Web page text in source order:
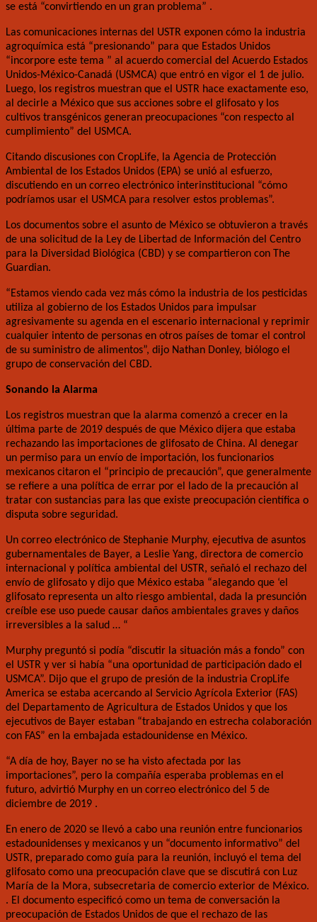
se está “convirtiendo en un gran problema” .
Las comunicaciones internas del USTR exponen cómo la industria
agroquímica está “presionando” para que Estados Unidos
“incorpore este tema ” al acuerdo comercial del Acuerdo Estados
Unidos-México-Canadá (USMCA) que entró en vigor el 1 de julio.
Luego, los registros muestran que el USTR hace exactamente eso,
al decirle a México que sus acciones sobre el glifosato y los
cultivos transgénicos generan preocupaciones “con respecto al
cumplimiento” del USMCA.
Citando discusiones con CropLife, la Agencia de Protección
Ambiental de los Estados Unidos (EPA) se unió al esfuerzo,
discutiendo en un correo electrónico interinstitucional “cómo
podríamos usar el USMCA para resolver estos problemas”.
Los documentos sobre el asunto de México se obtuvieron a través
de una solicitud de la Ley de Libertad de Información del Centro
para la Diversidad Biológica (CBD) y se compartieron con The
Guardian.
“Estamos viendo cada vez más cómo la industria de los pesticidas
utiliza al gobierno de los Estados Unidos para impulsar
agresivamente su agenda en el escenario internacional y reprimir
cualquier intento de personas en otros países de tomar el control
de su suministro de alimentos”, dijo Nathan Donley, biólogo el
grupo de conservación del CBD.
Sonando la Alarma
Los registros muestran que la alarma comenzó a crecer en la
última parte de 2019 después de que México dijera que estaba
rechazando las importaciones de glifosato de China. Al denegar
un permiso para un envío de importación, los funcionarios
mexicanos citaron el “principio de precaución”, que generalmente
se refiere a una política de errar por el lado de la precaución al
tratar con sustancias para las que existe preocupación científica o
disputa sobre seguridad.
Un correo electrónico de Stephanie Murphy, ejecutiva de asuntos
gubernamentales de Bayer, a Leslie Yang, directora de comercio
internacional y política ambiental del USTR, señaló el rechazo del
envío de glifosato y dijo que México estaba “alegando que ‘el
glifosato representa un alto riesgo ambiental, dada la presunción
creíble ese uso puede causar daños ambientales graves y daños
irreversibles a la salud … “
Murphy preguntó si podía “discutir la situación más a fondo” con
el USTR y ver si había “una oportunidad de participación dado el
USMCA”. Dijo que el grupo de presión de la industria CropLife
America se estaba acercando al Servicio Agrícola Exterior (FAS)
del Departamento de Agricultura de Estados Unidos y que los
ejecutivos de Bayer estaban “trabajando en estrecha colaboración
con FAS” en la embajada estadounidense en México.
“A día de hoy, Bayer no se ha visto afectada por las
importaciones”, pero la compañía esperaba problemas en el
futuro, advirtió Murphy en un correo electrónico del 5 de
diciembre de 2019 .
En enero de 2020 se llevó a cabo una reunión entre funcionarios
estadounidenses y mexicanos y un “documento informativo” del
USTR, preparado como guía para la reunión, incluyó el tema del
glifosato como una preocupación clave que se discutirá con Luz
María de la Mora, subsecretaria de comercio exterior de México.
. El documento especificó como un tema de conversación la
preocupación de Estados Unidos de que el rechazo de las